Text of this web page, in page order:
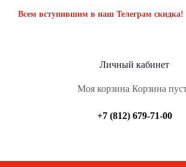
Всем вступившим в наш Телеграм скидка!
Личный кабинет
Моя корзина Корзина
+7 (812) 679-71-00